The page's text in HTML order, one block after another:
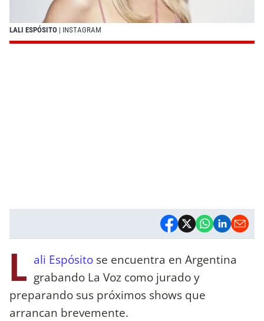
LALI ESPÓSITO | INSTAGRAM
L ali Espósito se encuentra en Argentina
grabando La Voz como jurado y
preparando sus próximos shows que
arrancan brevemente.